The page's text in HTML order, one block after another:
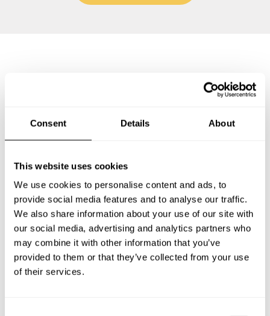
Consent Details About
This website uses cookies
We use cookies to personalise content and ads, to
provide social media features and to analyse our traffic.
We also share information about your use of our site with
our social media, advertising and analytics partners who
may combine it with other information that you’ve
provided to them or that they’ve collected from your use
of their services.
Preguntas frecuentes
Domicilio en Belgrano.
¿Qué incluye un servicio de Chef a Domicilio en
Belgrano?
¿Cuánto cuesta un Chef a Domicilio en Belgrano?
¿Cómo puedo reservar un Chef a Domicilio en
Belgrano?